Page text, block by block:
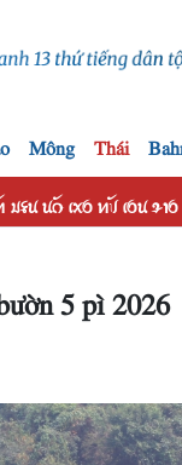
Mông Thái
ꪣꪺꪙ ꪙꪒꪰ ꪹꪎꪉ ꪀꪚꪰ ꪹꪉꪙ
5 pì 2026